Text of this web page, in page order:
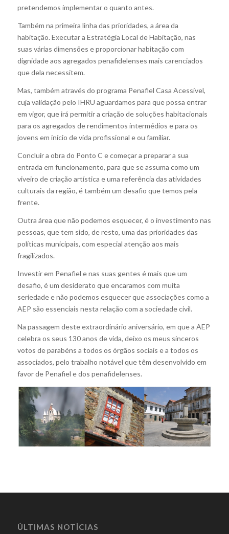
pretendemos implementar o quanto antes.
Também na primeira linha das prioridades, a área da
habitação. Executar a Estratégia Local de Habitação, nas
suas várias dimensões e proporcionar habitação com
dignidade aos agregados penafidelenses mais carenciados
que dela necessitem.
Mas, também através do programa Penafiel Casa Acessível,
cuja validação pelo IHRU aguardamos para que possa entrar
em vigor, que irá permitir a criação de soluções habitacionais
para os agregados de rendimentos intermédios e para os
jovens em início de vida profissional e ou familiar.
Concluir a obra do Ponto C e começar a preparar a sua
entrada em funcionamento, para que se assuma como um
viveiro de criação artística e uma referência das atividades
culturais da região, é também um desafio que temos pela
frente.
Outra área que não podemos esquecer, é o investimento nas
pessoas, que tem sido, de resto, uma das prioridades das
políticas municipais, com especial atenção aos mais
fragilizados.
Investir em Penafiel e nas suas gentes é mais que um
desafio, é um desiderato que encaramos com muita
seriedade e não podemos esquecer que associações como a
AEP são essenciais nesta relação com a sociedade civil.
Na passagem deste extraordinário aniversário, em que a AEP
celebra os seus 130 anos de vida, deixo os meus sinceros
votos de parabéns a todos os órgãos sociais e a todos os
associados, pelo trabalho notável que têm desenvolvido em
favor de Penafiel e dos penafidelenses.
ÚLTIMAS NOTÍCIAS